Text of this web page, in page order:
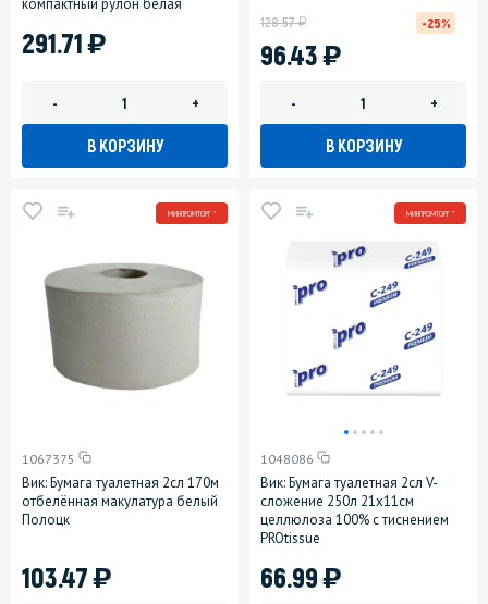
компактный рулон белая
291.71)
- +
В КОРЗИНУ
96.43)
128.57у -25%
- +
В КОРЗИНУ
МИНПРОМТОРГ *
1067375
Вик: Бумага туалетная 2сл 170м
отбелённая макулатура белый
Полоцк
103.47)
МИНПРОМТОРГ *
1048086
Вик: Бумага туалетная 2сл V-
сложение 250л 21х11см
целлюлоза 100% с тиснением
PROtissue
66.99)